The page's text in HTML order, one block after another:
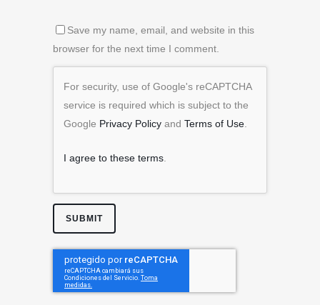
Save my name, email, and website in this
browser for the next time I comment.
For security, use of Google's reCAPTCHA
service is required which is subject to the
Google Privacy Policy and Terms of Use.
I agree to these terms.